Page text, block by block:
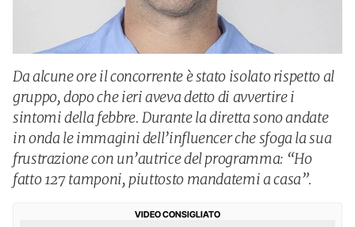
Da alcune ore il concorrente è stato isolato rispetto al
gruppo, dopo che ieri aveva detto di avvertire i
sintomi della febbre. Durante la diretta sono andate
in onda le immagini dell’influencer che sfoga la sua
frustrazione con un’autrice del programma: “Ho
fatto 127 tamponi, piuttosto mandatemi a casa”.
VIDEO CONSIGLIATO